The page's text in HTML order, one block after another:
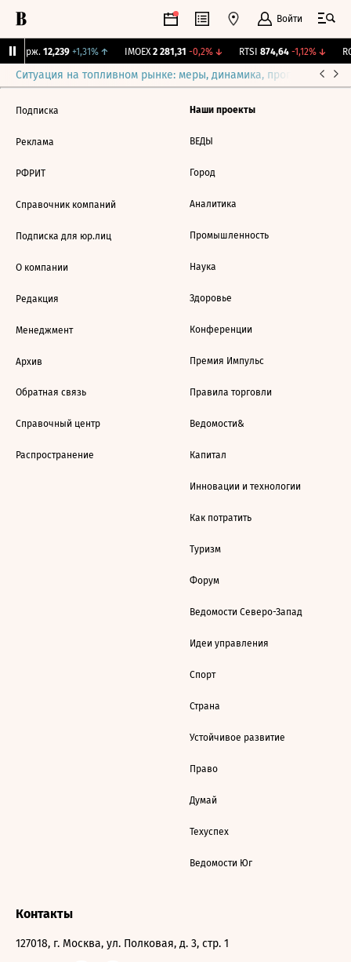
Войти
Бирж. 12,239 +1,31%↑ IMOEX 2 281,31 -0,2%↓ RTSI 874,64 -1,12%↓
Ситуация на топливном рынке: меры, динамика, прогнозы
Подписка
Реклама
РФРИТ
Справочник компаний
Подписка для юр.лиц
О компании
Редакция
Менеджмент
Архив
Обратная связь
Справочный центр
Распространение
Наши проекты
ВЕДЫ
Город
Аналитика
Промышленность
Наука
Здоровье
Конференции
Премия Импульс
Правила торговли
Ведомости&
Капитал
Инновации и технологии
Как потратить
Туризм
Форум
Ведомости Северо-Запад
Идеи управления
Спорт
Страна
Устойчивое развитие
Право
Думай
Техуспех
Ведомости Юг
Контакты
127018, г. Москва, ул. Полковая, д. 3, стр. 1